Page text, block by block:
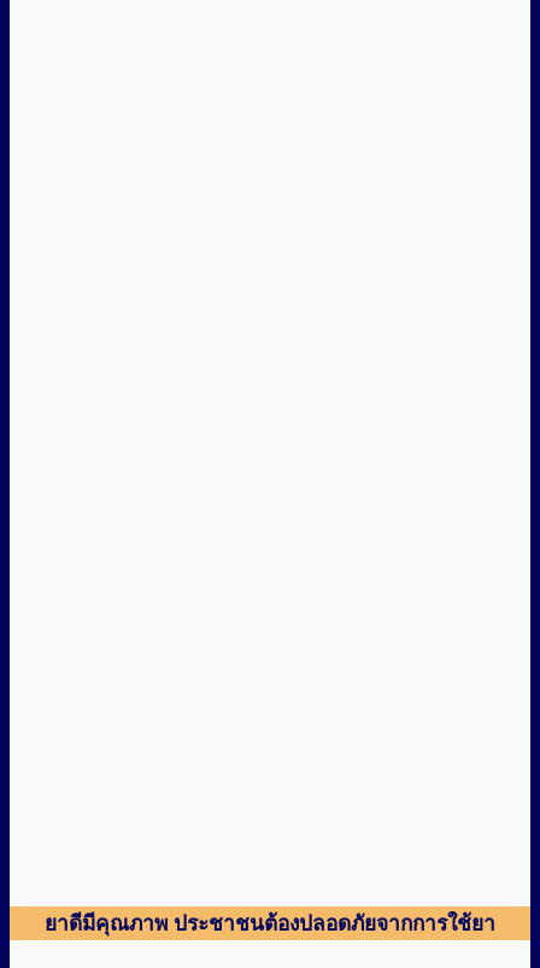
ยาดีมีคุณภาพ ประชาชนต้องปลอดภัยจากการใช้ยา